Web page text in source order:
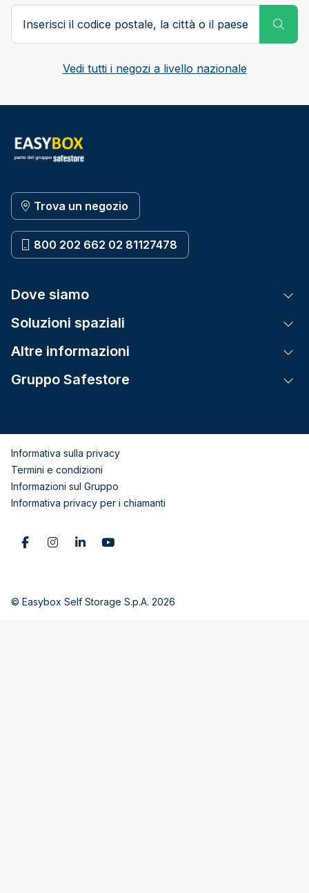
Codice postale, città o paese
Vedi tutti i negozi a livello nazionale
Trova un negozio
800 202 662 02 81127478
Dove siamo
Soluzioni spaziali
Altre informazioni
Gruppo Safestore
Informativa sulla privacy
Termini e condizioni
Informazioni sul Gruppo
Informativa privacy per i chiamanti
© Easybox Self Storage S.p.A. 2026